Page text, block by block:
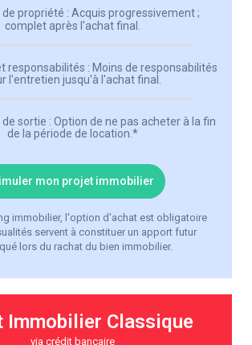
de propriété : Acquis progressivement ;
complet après l'achat final.
responsabilités : Moins de responsabilités
l'entretien jusqu'à l'achat final.
de sortie : Option de ne pas acheter à la fin
de la période de location.*
mon projet immobilier
immobilier, l'option d'achat est obligatoire
servent à constituer un apport futur
lors du rachat du bien immobilier.
Immobilier Classique
via crédit bancaire